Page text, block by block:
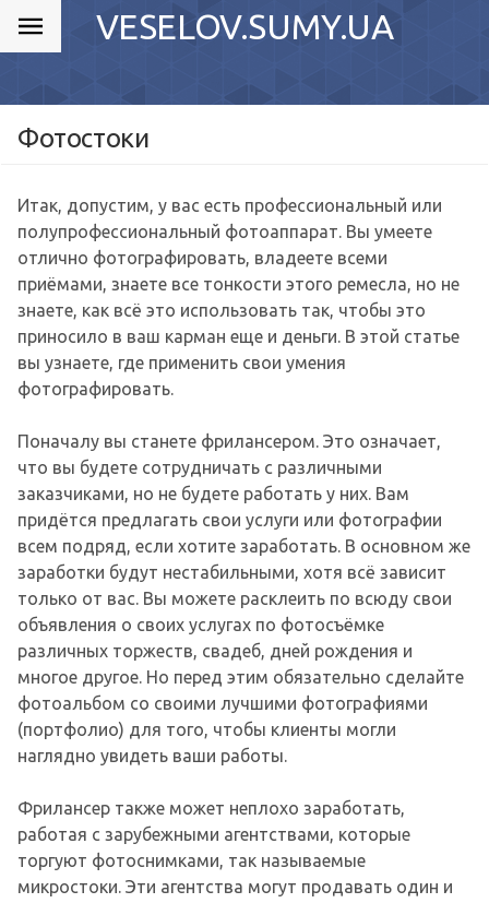
VESELOV.SUMY.UA
Фотостоки
Итак, допустим, у вас есть профессиональный или
полупрофессиональный фотоаппарат. Вы умеете
отлично фотографировать, владеете всеми
приёмами, знаете все тонкости этого ремесла, но не
знаете, как всё это использовать так, чтобы это
приносило в ваш карман еще и деньги. В этой статье
вы узнаете, где применить свои умения
фотографировать.
Поначалу вы станете фрилансером. Это означает,
что вы будете сотрудничать с различными
заказчиками, но не будете работать у них. Вам
придётся предлагать свои услуги или фотографии
всем подряд, если хотите заработать. В основном же
заработки будут нестабильными, хотя всё зависит
только от вас. Вы можете расклеить по всюду свои
объявления о своих услугах по фотосъёмке
различных торжеств, свадеб, дней рождения и
многое другое. Но перед этим обязательно сделайте
фотоальбом со своими лучшими фотографиями
(портфолио) для того, чтобы клиенты могли
наглядно увидеть ваши работы.
Фрилансер также может неплохо заработать,
работая с зарубежными агентствами, которые
торгуют фотоснимками, так называемые
микростоки. Эти агентства могут продавать один и